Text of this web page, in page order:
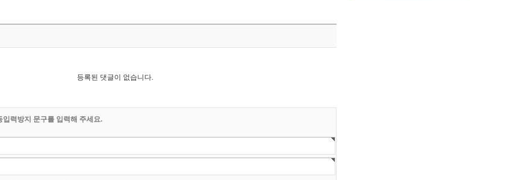
등록된 댓글이 없습니다.
력방지 문구를 입력해 주세요.